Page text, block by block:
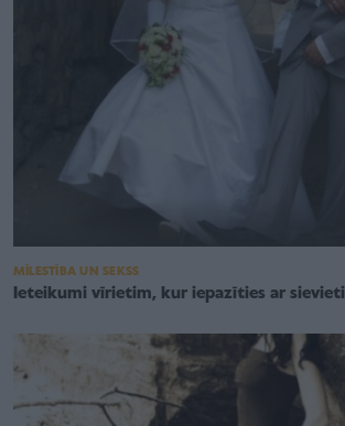
MĪLESTĪBA UN SEKSS
Ieteikumi vīrietim, kur iepazīties ar sievieti